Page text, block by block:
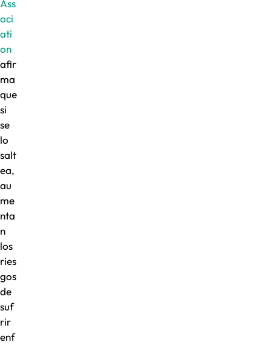
Ass
oci
ati
on
afir
ma
que
si
se
lo
salt
ea,
au
me
nta
n
los
ries
gos
de
suf
rir
enf